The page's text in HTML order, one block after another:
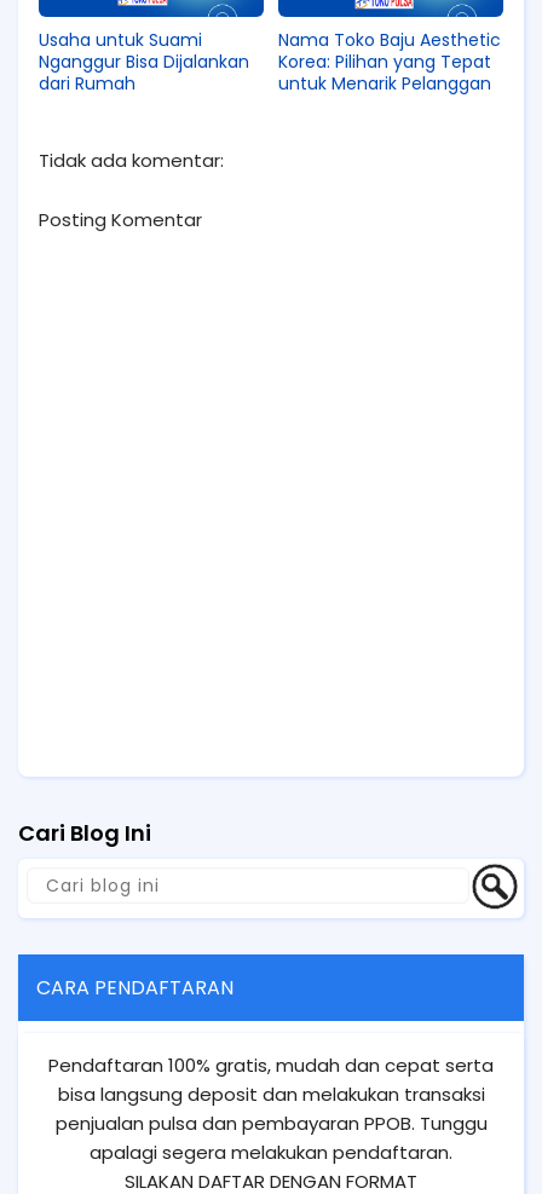
Usaha untuk Suami
Nganggur Bisa Dijalankan
dari Rumah
Nama Toko Baju Aesthetic
Korea: Pilihan yang Tepat
untuk Menarik Pelanggan
Tidak ada komentar:
Posting Komentar
Cari Blog Ini
CARA PENDAFTARAN
Pendaftaran 100% gratis, mudah dan cepat serta
bisa langsung deposit dan melakukan transaksi
penjualan pulsa dan pembayaran PPOB. Tunggu
apalagi segera melakukan pendaftaran.
SILAKAN DAFTAR DENGAN FORMAT